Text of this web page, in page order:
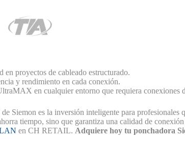
proyectos de cableado estructurado.
y rendimiento en cada conexión.
en cualquier entorno que requiera conexiones
Siemon es la inversión inteligente para profesionales
tiempo, sino que garantiza una calidad de
LAN en CH RETAIL. Adquiere hoy tu ponchadora